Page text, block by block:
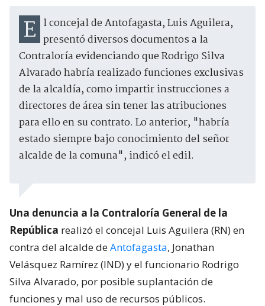
El concejal de Antofagasta, Luis Aguilera, presentó diversos documentos a la
Contraloría evidenciando que Rodrigo Silva
Alvarado habría realizado funciones exclusivas
de la alcaldía, como impartir instrucciones a
directores de área sin tener las atribuciones
para ello en su contrato. Lo anterior, "habría
estado siempre bajo conocimiento del señor
alcalde de la comuna", indicó el edil.
Una denuncia a la Contraloría General de la
República realizó el concejal Luis Aguilera (RN) en
contra del alcalde deAntofagasta, Jonathan
Velásquez Ramírez (IND) y el funcionario Rodrigo
Silva Alvarado, por posible suplantación de
funciones y mal uso de recursos públicos.